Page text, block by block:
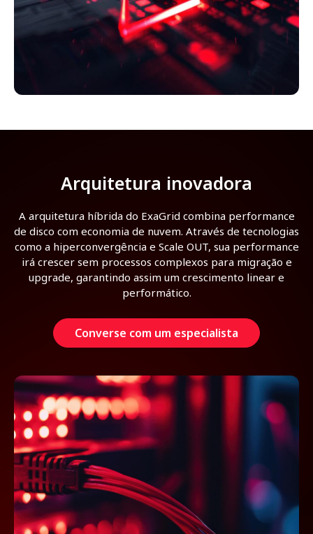
Arquitetura inovadora
A arquitetura híbrida do ExaGrid combina performance
de disco com economia de nuvem. Através de tecnologias
como a hiperconvergência e Scale OUT, sua performance
irá crescer sem processos complexos para migração e
upgrade, garantindo assim um crescimento linear e
performático.
Converse com um especialista